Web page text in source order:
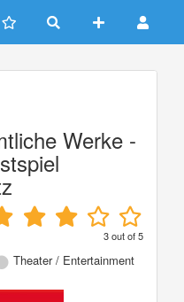
Werke -
3out of5
Theater / Entertainment